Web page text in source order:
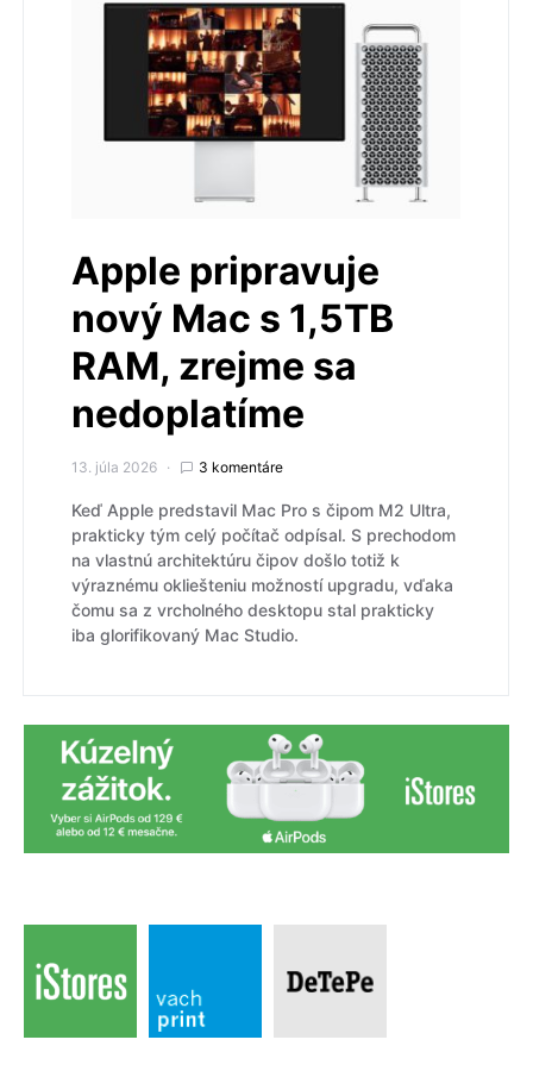
Apple pripravuje
nový Mac s 1,5TB
RAM, zrejme sa
nedoplatíme
13. júla 2026 3 komentáre
Keď Apple predstavil Mac Pro s čipom M2 Ultra,
prakticky tým celý počítač odpísal. S prechodom
na vlastnú architektúru čipov došlo totiž k
výraznému okliešteniu možností upgradu, vďaka
čomu sa z vrcholného desktopu stal prakticky
iba glorifikovaný Mac Studio.